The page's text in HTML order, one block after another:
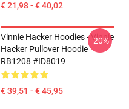
€ 21,98 - € 40,02
Vinnie Hacker Hoodies - Vinnie
Hacker Pullover Hoodie
RB1208 #ID8019
€ 39,51 - € 45,95
-20%